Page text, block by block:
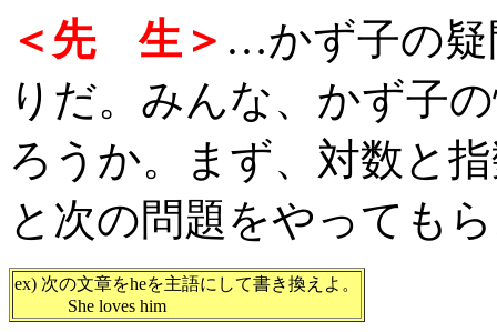
＜先 生＞ …かず子の疑
りだ。みんな、かず子
ろうか。まず、対数と
と次の問題をやっても
ex) 次の文章をheを主語にして書き換えよ。
She loves him